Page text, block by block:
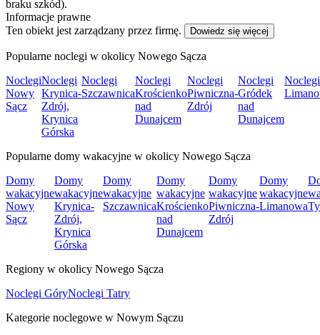
braku szkód).
Informacje prawne
Ten obiekt jest zarządzany przez firmę.
Dowiedz się więcej
Popularne noclegi w okolicy Nowego Sącza
Noclegi
Nowy
Sącz
Noclegi
Krynica-
Zdrój,
Krynica
Górska
Noclegi
Szczawnica
Noclegi
Krościenko
nad
Dunajcem
Noclegi
Piwniczna-
Zdrój
Noclegi
Gródek
nad
Dunajcem
Noclegi
Popularne domy wakacyjne w okolicy Nowego Sącza
Domy
wakacyjne
Nowy
Sącz
Domy
wakacyjne
Krynica-
Zdrój,
Krynica
Górska
Domy
wakacyjne
Szczawnica
Domy
wakacyjne
Krościenko
nad
Dunajcem
Domy
wakacyjne
Piwniczna-
Zdrój
Domy
wakacyjne
Limanowa
Regiony w okolicy Nowego Sącza
Noclegi GóryNoclegi Tatry
Kategorie noclegowe w Nowym Sączu